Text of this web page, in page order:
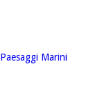
Paesaggi Marini